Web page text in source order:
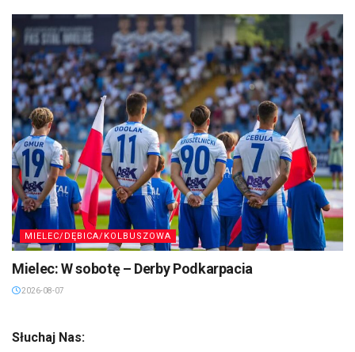
MIELEC/DĘBICA/KOLBUSZOWA
Mielec: W sobotę – Derby Podkarpacia
2026-08-07
Słuchaj Nas: